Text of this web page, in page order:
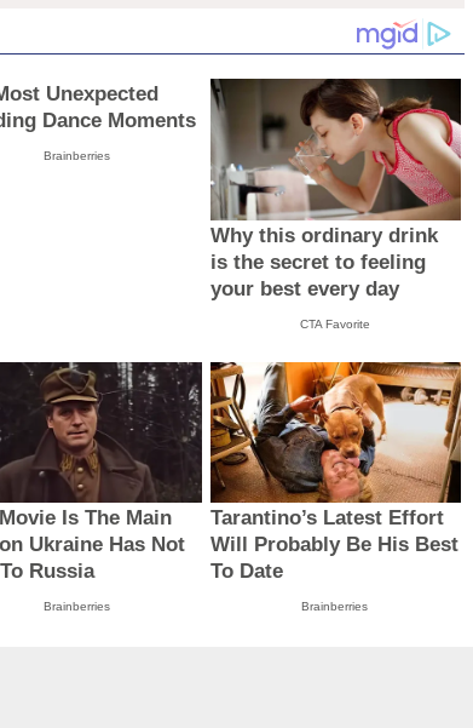
Unexpected
Dance Moments
Brainberries
Why this ordinary drink
is the secret to feeling
your best every day
CTA Favorite
Is The Main
Ukraine Has Not
Russia
Brainberries
Tarantino’s Latest Effort
Will Probably Be His Best
To Date
Brainberries